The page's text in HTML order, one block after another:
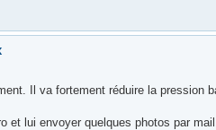
Il va fortement réduire la
et lui envoyer quelques photos par